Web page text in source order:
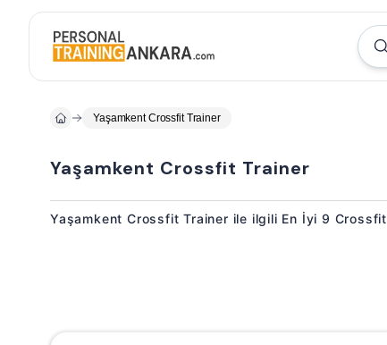
Yaşamkent Crossfit Trainer
Yaşamkent Crossfit Trainer
Yaşamkent Crossfit Trainer ile ilgili En İyi 9